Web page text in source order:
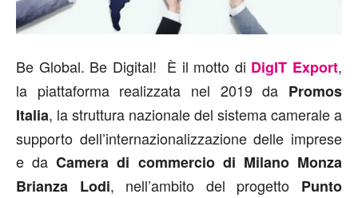
Be Global. Be Digital! È il motto di DigIT Export,
la piattaforma realizzata nel 2019 da Promos
Italia, la struttura nazionale del sistema camerale a
supporto dell’internazionalizzazione delle imprese
e daCamera di commercio di Milano Monza
Brianza Lodi, nell’ambito del progetto Punto